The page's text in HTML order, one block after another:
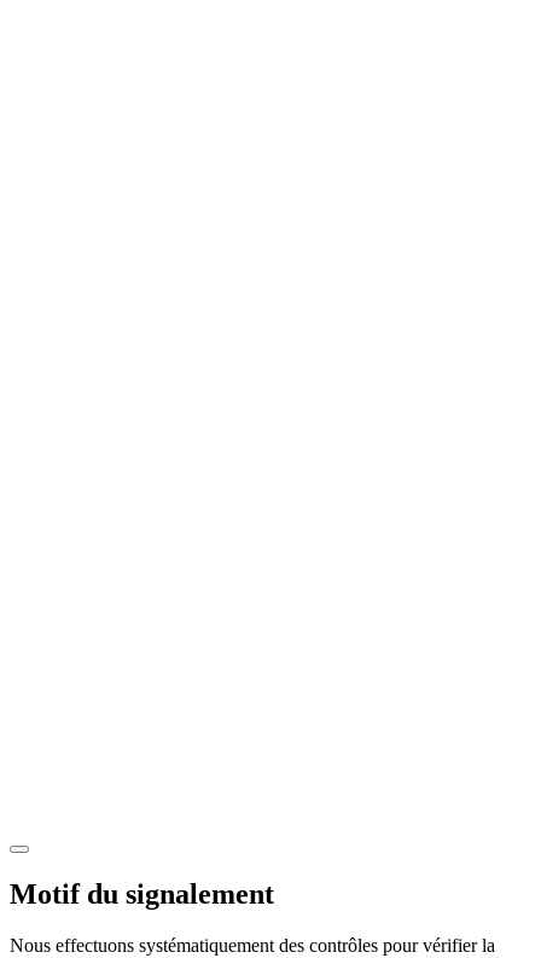
Motif du signalement
Nous effectuons systématiquement des contrôles pour vérifier la